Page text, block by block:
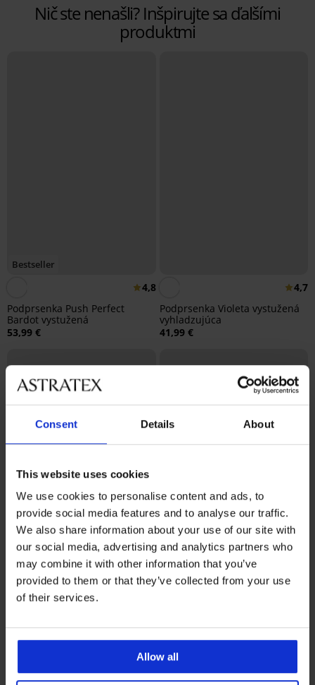
Consent Details About
This website uses cookies
We use cookies to personalise content and ads, to
provide social media features and to analyse our traffic.
We also share information about your use of our site with
our social media, advertising and analytics partners who
may combine it with other information that you’ve
provided to them or that they’ve collected from your use
of their services.
Allow all
Nič ste nenašli? Inšpirujte sa ďalšími
produktmi
Bestseller
4,8
Podprsenka Push Perfect
Bardot vystužená
53,99 €
4,7
Podprsenka Violeta vystužená
vyhladzujúca
41,99 €
Bestseller
4,9
Podprsenka Spacer Delicate
41,99 €
Bestseller
Podprsenka Spacer 3D Lady